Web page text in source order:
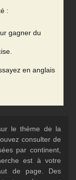
:
gagner du
en anglais
le thème de la
consulter de
par continent,
est à votre
de page. Des